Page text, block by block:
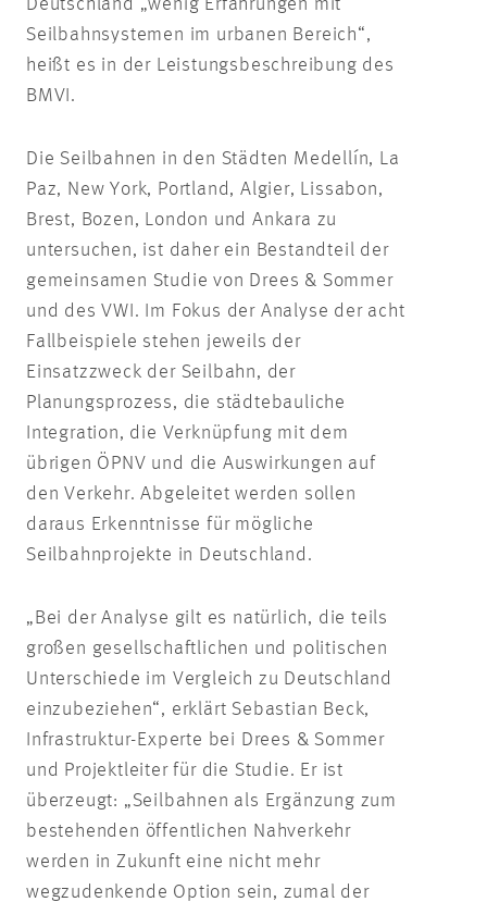
Deutschland „wenig Erfahrungen mit
Seilbahnsystemen im urbanen Bereich“,
heißt es in der Leistungsbeschreibung des
BMVI.
Die Seilbahnen in den Städten Medellín, La
Paz, New York, Portland, Algier, Lissabon,
Brest, Bozen, London und Ankara zu
untersuchen, ist daher ein Bestandteil der
gemeinsamen Studie von Drees & Sommer
und des VWI. Im Fokus der Analyse der acht
Fallbeispiele stehen jeweils der
Einsatzzweck der Seilbahn, der
Planungsprozess, die städtebauliche
Integration, die Verknüpfung mit dem
übrigen ÖPNV und die Auswirkungen auf
den Verkehr. Abgeleitet werden sollen
daraus Erkenntnisse für mögliche
Seilbahnprojekte in Deutschland.
„Bei der Analyse gilt es natürlich, die teils
großen gesellschaftlichen und politischen
Unterschiede im Vergleich zu Deutschland
einzubeziehen“, erklärt Sebastian Beck,
Infrastruktur-Experte bei Drees & Sommer
und Projektleiter für die Studie. Er ist
überzeugt: „Seilbahnen als Ergänzung zum
bestehenden öffentlichen Nahverkehr
werden in Zukunft eine nicht mehr
wegzudenkende Option sein, zumal der